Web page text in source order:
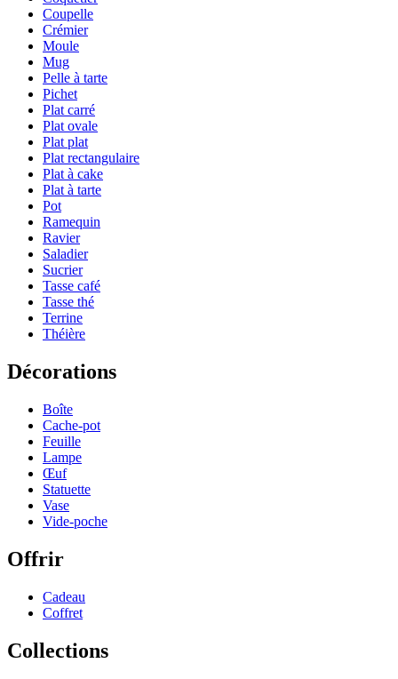
Coupelle
Crémier
Moule
Mug
Pelle à tarte
Pichet
Plat carré
Plat ovale
Plat plat
Plat rectangulaire
Plat à cake
Plat à tarte
Pot
Ramequin
Ravier
Saladier
Sucrier
Tasse café
Tasse thé
Terrine
Théière
Décorations
Boîte
Cache-pot
Feuille
Lampe
Œuf
Statuette
Vase
Vide-poche
Offrir
Cadeau
Coffret
Collections